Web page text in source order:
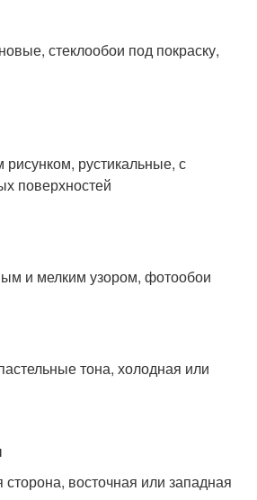
стеклообои под покраску,
рустикальные, с
поверхностей
и мелким узором, фотообои
тона, холодная или
восточная или западная